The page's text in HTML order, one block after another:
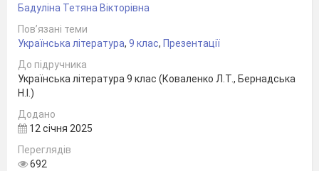
Бадуліна Тетяна Вікторівна
Пов’язані теми
Українська література, 9 клас, Презентації
До підручника
Українська література 9 клас (Коваленко Л.Т., Бернадська
Н.І.)
Додано
12 січня 2025
Переглядів
692